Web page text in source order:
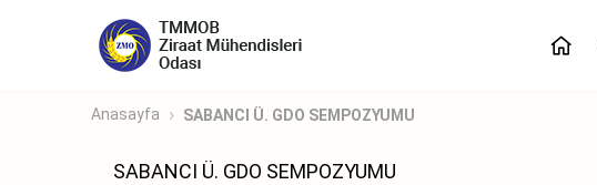
Anasayfa SABANCI Ü. GDO SEMPOZYUMU
SABANCI Ü. GDO SEMPOZYUMU